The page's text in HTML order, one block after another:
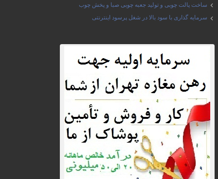
ساخت پالت چوبی و تولید جعبه چوبی صبا و پخش چوب
سرمایه گذاری با سود بالا در شغل پرسود اینترنتی